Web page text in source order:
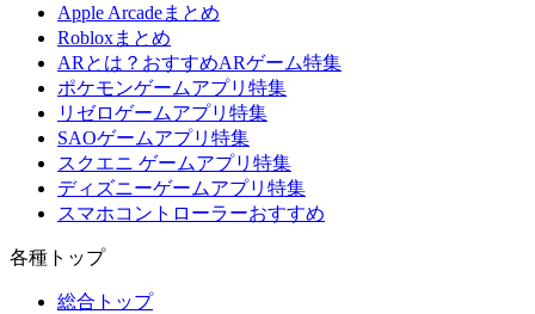
Apple Arcadeまとめ
Robloxまとめ
ARとは？おすすめARゲーム特集
ポケモンゲームアプリ特集
リゼロゲームアプリ特集
SAOゲームアプリ特集
スクエニ ゲームアプリ特集
ディズニーゲームアプリ特集
スマホコントローラーおすすめ
各種トップ
総合トップ